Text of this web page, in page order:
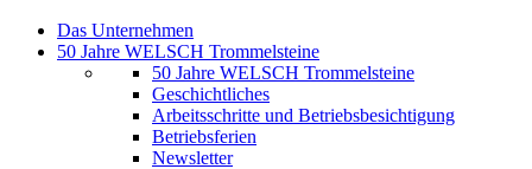
Das Unternehmen
50 Jahre WELSCH Trommelsteine
50 Jahre WELSCH Trommelsteine
Geschichtliches
Arbeitsschritte und Betriebsbesichtigung
Betriebsferien
Newsletter